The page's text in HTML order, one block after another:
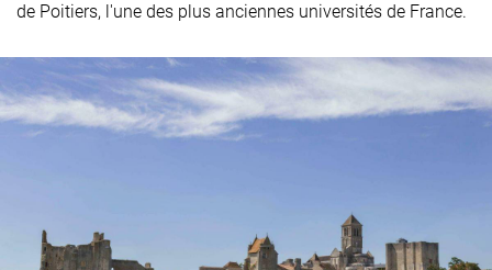
de Poitiers, l'une des plus anciennes universités de France.